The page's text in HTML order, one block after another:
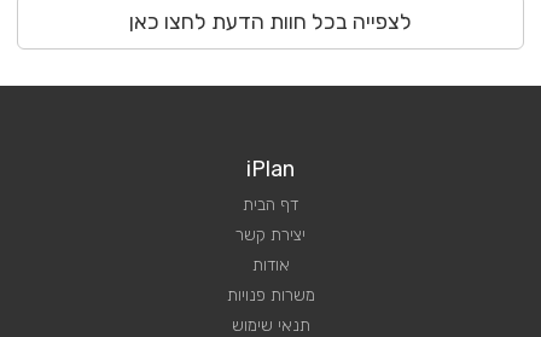
לצפייה בכל חוות הדעת לחצו כאן
iPlan
דף הבית
יצירת קשר
אודות
משרות פנויות
תנאי שימוש